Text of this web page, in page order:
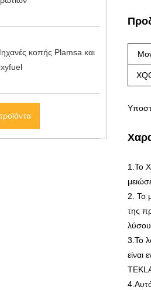
κοπής Plamsa και
1.Το
2. Το
της
3.Το
είναι